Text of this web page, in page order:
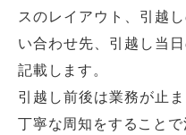
スのレイアウト、引越
い合わせ先、引越し当
記載します。
引越し前後は業務が止
丁寧な周知をすることで